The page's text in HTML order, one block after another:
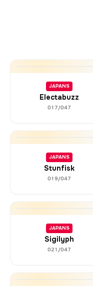
JAPANS
Electabuzz
017/047
JAPANS
Stunfisk
019/047
JAPANS
Sigilyph
021/047